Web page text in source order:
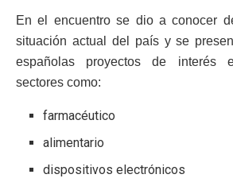
En el encuentro se dio a conocer
situación actual del país y se
españolas proyectos de interés
sectores como:
farmacéutico
alimentario
dispositivos electrónicos